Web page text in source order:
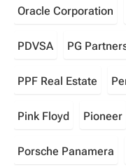
Oracle Corporation
PDVSA PG
PPF Real Estate
Pink Floyd Pioneer
Porsche Panamera